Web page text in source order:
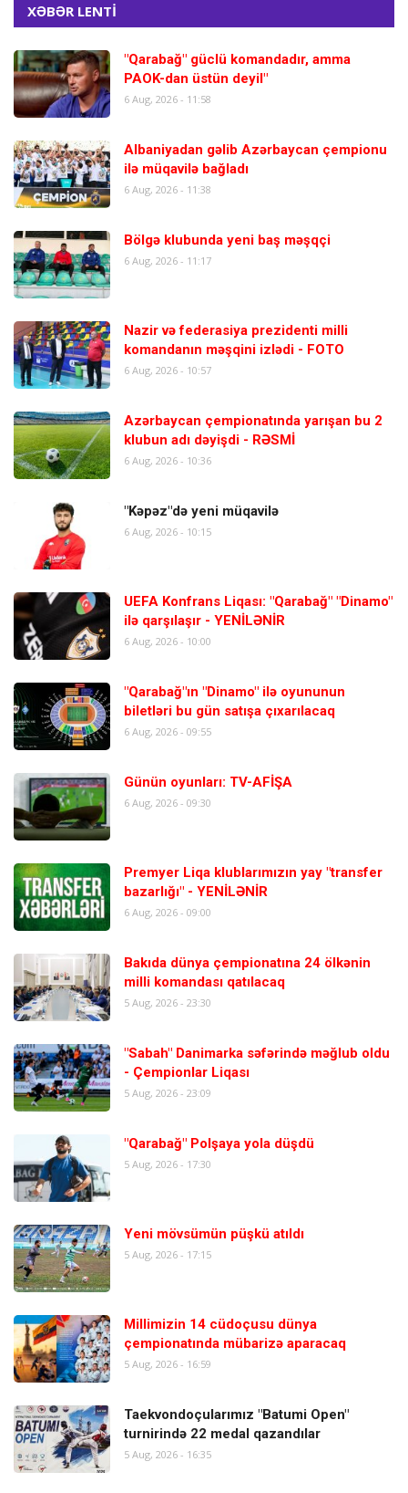
XƏBƏR LENTİ
"Qarabağ" güclü komandadır, amma
PAOK-dan üstün deyil"
6 Aug, 2026 - 11:58
Albaniyadan gəlib Azərbaycan çempionu
ilə müqavilə bağladı
6 Aug, 2026 - 11:38
Bölgə klubunda yeni baş məşqçi
6 Aug, 2026 - 11:17
Nazir və federasiya prezidenti milli
komandanın məşqini izlədi - FOTO
6 Aug, 2026 - 10:57
Azərbaycan çempionatında yarışan bu 2
klubun adı dəyişdi - RƏSMİ
6 Aug, 2026 - 10:36
"Kəpəz"də yeni müqavilə
6 Aug, 2026 - 10:15
UEFA Konfrans Liqası: "Qarabağ" "Dinamo"
ilə qarşılaşır - YENİLƏNİR
6 Aug, 2026 - 10:00
"Qarabağ"ın "Dinamo" ilə oyununun
biletləri bu gün satışa çıxarılacaq
6 Aug, 2026 - 09:55
Günün oyunları: TV-AFİŞA
6 Aug, 2026 - 09:30
Premyer Liqa klublarımızın yay "transfer
bazarlığı" - YENİLƏNİR
6 Aug, 2026 - 09:00
Bakıda dünya çempionatına 24 ölkənin
milli komandası qatılacaq
5 Aug, 2026 - 23:30
"Sabah" Danimarka səfərində məğlub oldu
- Çempionlar Liqası
5 Aug, 2026 - 23:09
"Qarabağ" Polşaya yola düşdü
5 Aug, 2026 - 17:30
Yeni mövsümün püşkü atıldı
5 Aug, 2026 - 17:15
Millimizin 14 cüdoçusu dünya
çempionatında mübarizə aparacaq
5 Aug, 2026 - 16:59
Taekvondoçularımız "Batumi Open"
turnirində 22 medal qazandılar
5 Aug, 2026 - 16:35